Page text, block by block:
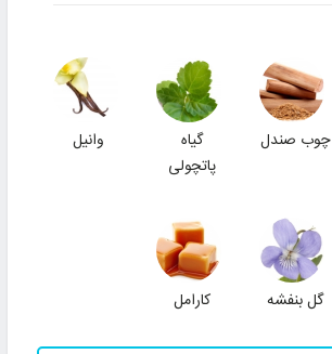
چوب صندل
گیاه
پاتچولی
وانیل
گل بنفشه کارامل